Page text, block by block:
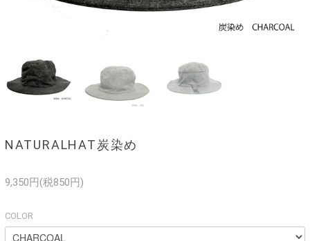
NATURALHAT炭染め
9,350円(税850円)
COLOR